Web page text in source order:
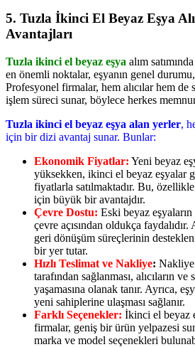
5. Tuzla İkinci El Beyaz Eşya
Avantajları
Tuzla ikinci el beyaz eşya alım
en önemli noktalar, eşyanın genel
Profesyonel firmalar, hem alıcılar hem de
işlem süreci sunar, böylece herkes
Tuzla ikinci el beyaz eşya alan yerler,
için bir dizi avantaj sunar. Bunlar:
Ekonomik Fiyatlar: Yeni beyaz
yüksekken, ikinci el beyaz eşyalar
fiyatlarla satılmaktadır. Bu,
için büyük bir avantajdır.
Çevre Dostu: Eski beyaz
çevre açısından oldukça faydalıdır.
geri dönüşüm süreçlerinin
bir yer tutar.
Hızlı Teslimat ve Nakliye:
tarafından sağlanması, alıcıların ve
yaşamasına olanak tanır. Ayrıca,
yeni sahiplerine ulaşması sağlanır.
Farklı Seçenekler: İkinci el beyaz
firmalar, geniş bir ürün yelpazesi
marka ve model seçenekleri